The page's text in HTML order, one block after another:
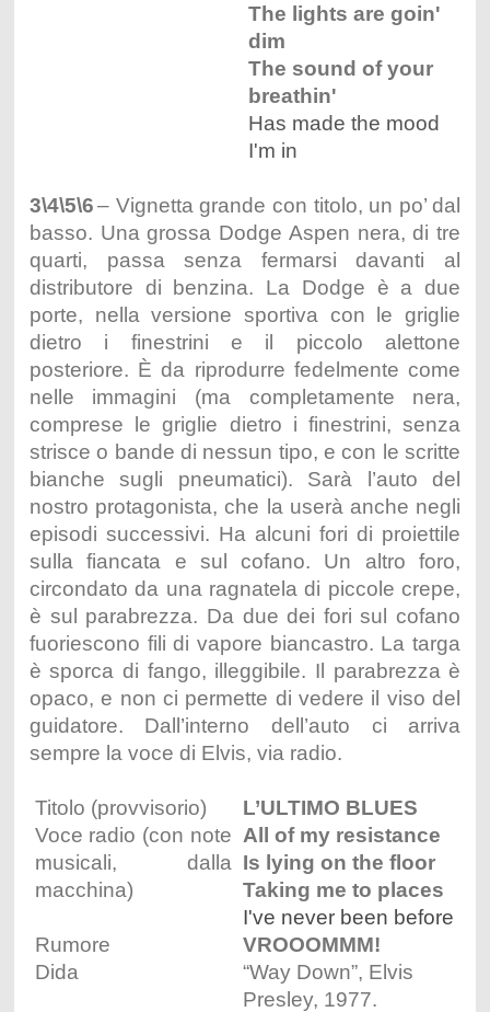
The lights are goin'
dim
The sound of your
breathin'
Has made the mood
I'm in
3\4\5\6 – Vignetta grande con titolo, un po’ dal
basso. Una grossa Dodge Aspen nera, di tre
quarti, passa senza fermarsi davanti al
distributore di benzina. La Dodge è a due
porte, nella versione sportiva con le griglie
dietro i finestrini e il piccolo alettone
posteriore. È da riprodurre fedelmente come
nelle immagini (ma completamente nera,
comprese le griglie dietro i finestrini, senza
strisce o bande di nessun tipo, e con le scritte
bianche sugli pneumatici). Sarà l’auto del
nostro protagonista, che la userà anche negli
episodi successivi. Ha alcuni fori di proiettile
sulla fiancata e sul cofano. Un altro foro,
circondato da una ragnatela di piccole crepe,
è sul parabrezza. Da due dei fori sul cofano
fuoriescono fili di vapore biancastro. La targa
è sporca di fango, illeggibile. Il parabrezza è
opaco, e non ci permette di vedere il viso del
guidatore. Dall’interno dell’auto ci arriva
sempre la voce di Elvis, via radio.
Titolo (provvisorio)
Voce radio (con note
musicali, dalla
macchina)
L’ULTIMO BLUES
All of my resistance
Is lying on the floor
Taking me to places
I've never been before
Rumore
VROOOMMM!
Dida
“Way Down”, Elvis
Presley, 1977.